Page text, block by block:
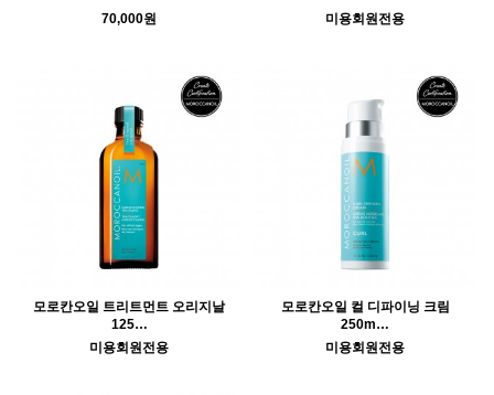
70,000원
미용회원전용
모로칸오일 트리트먼트 오리지날
125…
미용회원전용
모로칸오일 컬 디파이닝 크림
250m…
미용회원전용